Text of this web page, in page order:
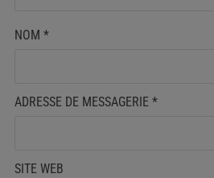
NOM *
ADRESSE DE MESSAGERIE *
SITE WEB